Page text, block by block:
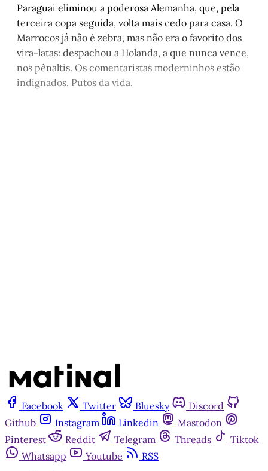
Paraguai eliminou a poderosa Alemanha, que, pela
terceira copa seguida, volta mais cedo para casa. O
Marrocos já não é zebra, mas não era o favorito dos
vira-latas: despachou a Holanda, a que nunca vence,
nos pênaltis. Os comentaristas moderninhos estão
indignados. Putos da vida.
Facebook Twitter Bluesky
Discord
Github
Instagram Linkedin
Mastodon
Pinterest
Reddit Telegram Threads
Tiktok
Whatsapp
Youtube
RSS